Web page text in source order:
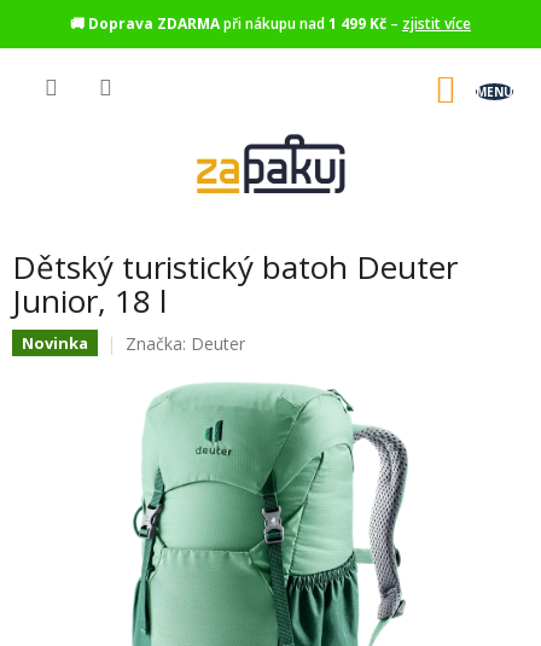
🚚 Doprava ZDARMApři nákupu nad1 499 Kč – zjistit více
Dětský turistický batoh Deuter
Junior, 18 l
Novinka Značka: Deuter